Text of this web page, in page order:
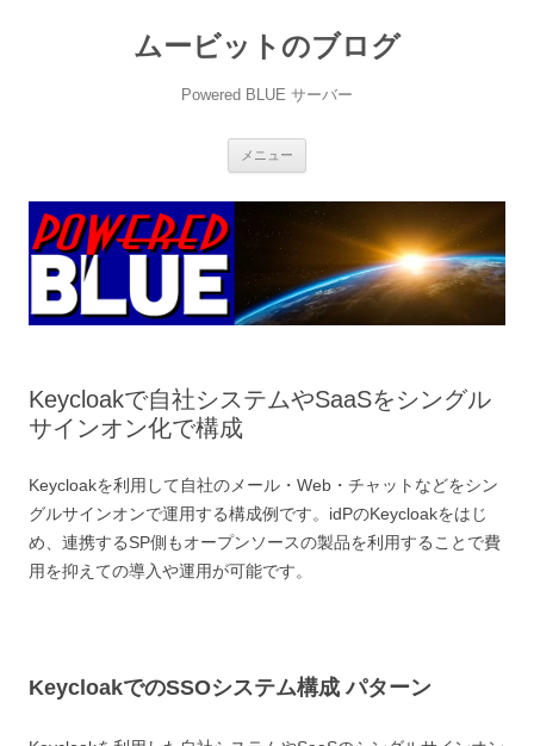
ムービットのブログ
Powered BLUE サーバー
メニュー
ツ
ッ
プ
Keycloakで自社システムやSaaSをシングル
サインオン化で構成
Keycloakを利用して自社のメール・Web・チャットなどをシン
グルサインオンで運用する構成例です。idPのKeycloakをはじ
め、連携するSP側もオープンソースの製品を利用することで費
用を抑えての導入や運用が可能です。
KeycloakでのSSOシステム構成 パターン